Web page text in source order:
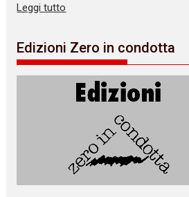
Leggi tutto
Edizioni Zero in condotta